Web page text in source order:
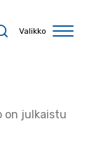
Valikko
on julkaistu